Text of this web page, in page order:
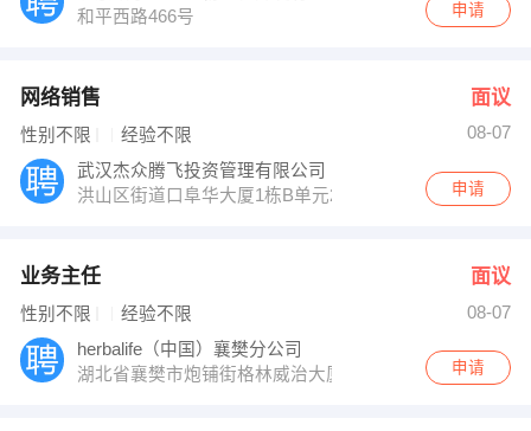
和平西路466号
申请
网络销售 面议
性别不限 经验不限
08-07
武汉杰众腾飞投资管理有限公司
洪山区街道口阜华大厦1栋B单元2607
申请
业务主任 面议
性别不限 经验不限
08-07
herbalife（中国）襄樊分公司
湖北省襄樊市炮铺街格林威治大厦
申请